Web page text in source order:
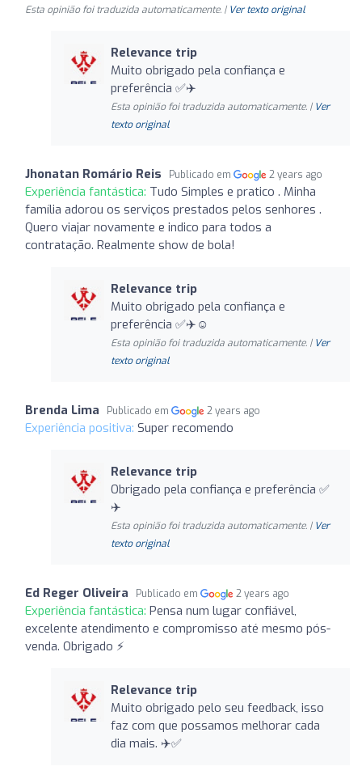
Esta opinião foi traduzida automaticamente. | Ver texto original
Relevance trip
Muito obrigado pela confiança e
preferência ✅✈️
Esta opinião foi traduzida automaticamente. | Ver
texto original
Jhonatan Romário Reis Publicado em 2 years ago
Experiência fantástica: Tudo Simples e pratico . Minha
família adorou os serviços prestados pelos senhores .
Quero viajar novamente e indico para todos a
contratação. Realmente show de bola!
Relevance trip
Muito obrigado pela confiança e
preferência ✅✈️☺️
Esta opinião foi traduzida automaticamente. | Ver
texto original
Brenda Lima Publicado em 2 years ago
Experiência positiva: Super recomendo
Relevance trip
Obrigado pela confiança e preferência ✅
✈️
Esta opinião foi traduzida automaticamente. | Ver
texto original
Ed Reger Oliveira Publicado em 2 years ago
Experiência fantástica: Pensa num lugar confiável,
excelente atendimento e compromisso até mesmo pós-
venda. Obrigado ⚡
Relevance trip
Muito obrigado pelo seu feedback, isso
faz com que possamos melhorar cada
dia mais. ✈️✅